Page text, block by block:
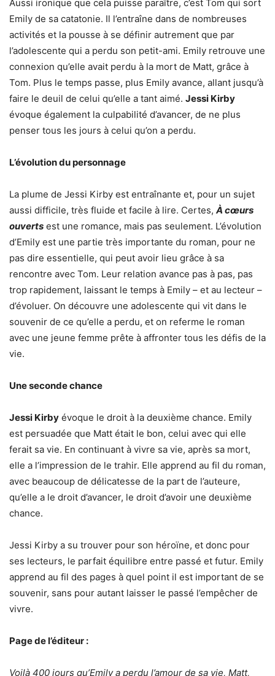
Aussi ironique que cela puisse paraître, c’est Tom qui sort
Emily de sa catatonie. Il l’entraîne dans de nombreuses
activités et la pousse à se définir autrement que par
l’adolescente qui a perdu son petit-ami. Emily retrouve une
connexion qu’elle avait perdu à la mort de Matt, grâce à
Tom. Plus le temps passe, plus Emily avance, allant jusqu’à
faire le deuil de celui qu’elle a tant aimé. Jessi Kirby
évoque également la culpabilité d’avancer, de ne plus
penser tous les jours à celui qu’on a perdu.
L’évolution du personnage
La plume de Jessi Kirby est entraînante et, pour un sujet
aussi difficile, très fluide et facile à lire. Certes, À cœurs
ouverts est une romance, mais pas seulement. L’évolution
d’Emily est une partie très importante du roman, pour ne
pas dire essentielle, qui peut avoir lieu grâce à sa
rencontre avec Tom. Leur relation avance pas à pas, pas
trop rapidement, laissant le temps à Emily – et au lecteur –
d’évoluer. On découvre une adolescente qui vit dans le
souvenir de ce qu’elle a perdu, et on referme le roman
avec une jeune femme prête à affronter tous les défis de la
vie.
Une seconde chance
Jessi Kirby évoque le droit à la deuxième chance. Emily
est persuadée que Matt était le bon, celui avec qui elle
ferait sa vie. En continuant à vivre sa vie, après sa mort,
elle a l’impression de le trahir. Elle apprend au fil du roman,
avec beaucoup de délicatesse de la part de l’auteure,
qu’elle a le droit d’avancer, le droit d’avoir une deuxième
chance.
Jessi Kirby a su trouver pour son héroïne, et donc pour
ses lecteurs, le parfait équilibre entre passé et futur. Emily
apprend au fil des pages à quel point il est important de se
souvenir, sans pour autant laisser le passé l’empêcher de
vivre.
Page de l’éditeur :
Voilà 400 jours qu’Emily a perdu l’amour de sa vie, Matt,